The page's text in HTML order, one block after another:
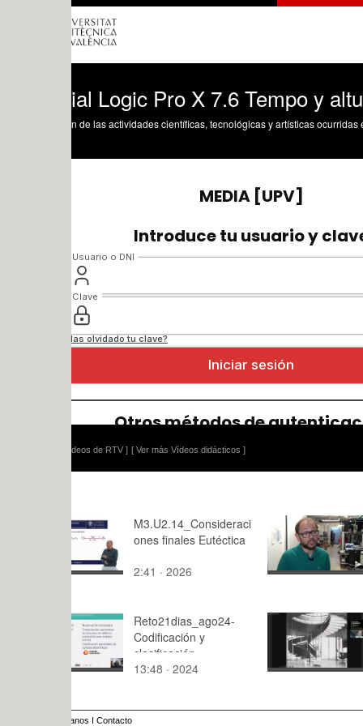
Logic Pro X 7.6 Tempo y altura:
de las actividades científicas, tecnológicas y artísticas ocurridas en los tres
[ Ver más Vídeos didácticos ]
M3.U2.14_Consideraci
ones finales Eutéctica
2:41 · 2026
Bomba de
eficiente
3:30 · 2024
Reto21dias_ago24-
Codificación y
clasificación
automática (NLM vs IA
estudio
13:48 · 2024
Conf.
44:16 ·